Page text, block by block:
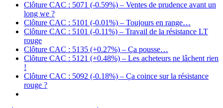
Clôture CAC : 5071 (-0.59%) – Ventes de prudence avant un
long we ?
Clôture CAC : 5101 (-0.01%) – Toujours en range…
Clôture CAC : 5101 (-0.11%) – Travail de la résistance LT
rouge
Clôture CAC : 5135 (+0.27%) – Ça pousse…
Clôture CAC : 5121 (+0.48%) – Les acheteurs ne lâchent rien
!
Clôture CAC : 5092 (-0.18%) – Ça coince sur la résistance
rouge ?